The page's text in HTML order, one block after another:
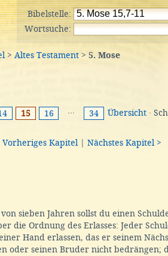
Bibelstelle:
Wortsuche:
> Altes Testament>5. Mose
15 16 ··· 34 Übersicht ·
Vorheriges Kapitel Nächstes Kapitel >
sieben Jahren sollst du einen
die Ordnung des Erlasses: Jeder
Hand erlassen, das er seinem
oder seinen Bruder nicht bedrängen;